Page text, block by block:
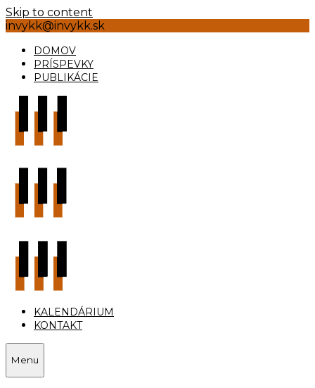
Skip to content
invykk@invykk.sk
DOMOV
PRÍSPEVKY
PUBLIKÁCIE
KALENDÁRIUM
KONTAKT
Menu